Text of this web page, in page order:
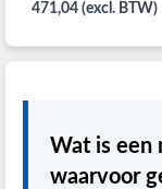
471,04 (excl. BTW)
Wat is een
waarvoor